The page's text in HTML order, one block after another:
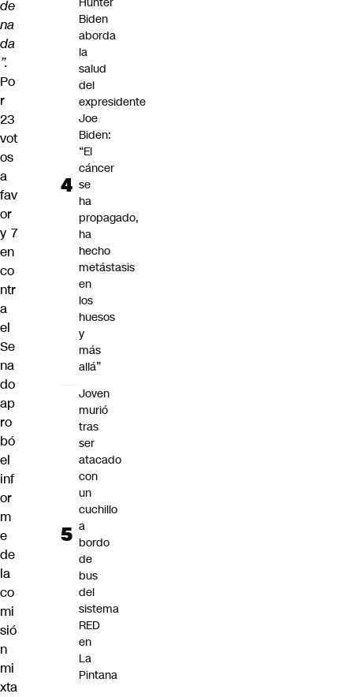
de
na
da
”.
Po
r
23
vot
os
a
fav
or
y 7
en
co
ntr
a
el
Se
na
do
ap
ro
bó
el
inf
or
m
e
de
la
co
mi
sió
n
mi
xta
Biden
aborda
la
salud
del
expresidente
Joe
Biden:
“El
cáncer
se
ha
propagado,
ha
hecho
metástasis
en
los
huesos
y
más
allá”
Joven
murió
tras
ser
atacado
con
un
cuchillo
a
bordo
de
bus
del
sistema
RED
en
La
Pintana